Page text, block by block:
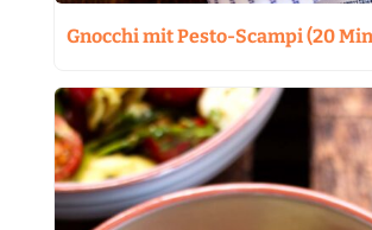
Gnocchi mit Pesto-Scampi (20